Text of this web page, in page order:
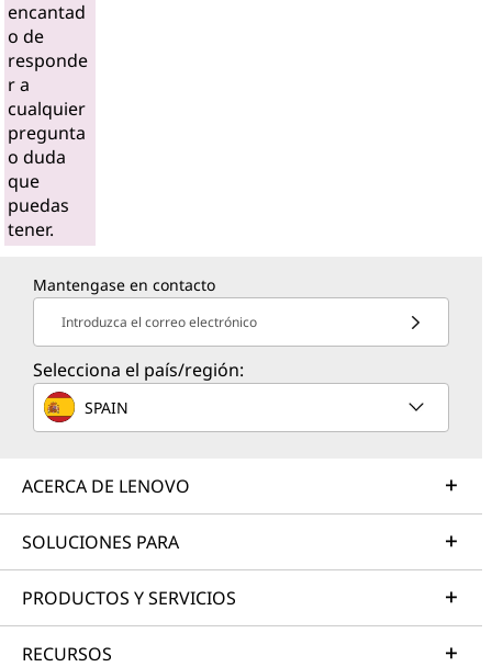
encantad
o de
responde
r a
cualquier
pregunta
o duda
que
puedas
tener.
Mantengase en contacto
Introduzca el correo electrónico
Selecciona el país/región:
SPAIN
ACERCA DE LENOVO
SOLUCIONES PARA
PRODUCTOS Y SERVICIOS
RECURSOS